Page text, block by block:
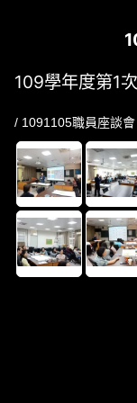
109學年度第1
/ 1091105職員座談會